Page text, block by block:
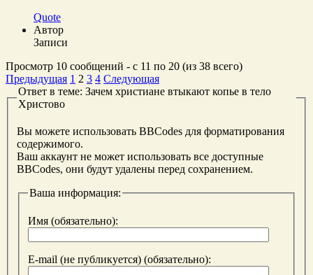
Quote
Автор
Записи
Просмотр 10 сообщений - с 11 по 20 (из 38 всего)
Предыдущая 1 2 3 4 Следующая
Ответ в теме: Зачем христиане втыкают копье в тело
Христово
Вы можете использовать BBCodes для форматирования
содержимого.
Ваш аккаунт не может использовать все доступные
BBCodes, они будут удалены перед сохранением.
Ваша информация:
Имя (обязательно):
E-mail (не публикуется) (обязательно):